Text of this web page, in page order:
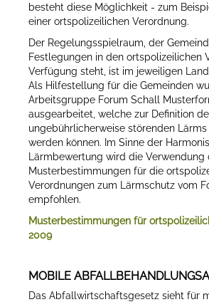
besteht diese Möglichkeit - zum
einer ortspolizeilichen Verordnung.
Der Regelungsspielraum, der
Festlegungen in den ortspolizeilichen
Verfügung steht, ist im jeweiligen
Als Hilfestellung für die Gemeinden
Arbeitsgruppe Forum Schall
ausgearbeitet, welche zur Definition
ungebührlicherweise störenden
werden können. Im Sinne der
Lärmbewertung wird die Verwendung
Musterbestimmungen für die
Verordnungen zum Lärmschutz vom
empfohlen.
Musterbestimmungen für
2009
MOBILE
Das Abfallwirtschaftsgesetz sieht für